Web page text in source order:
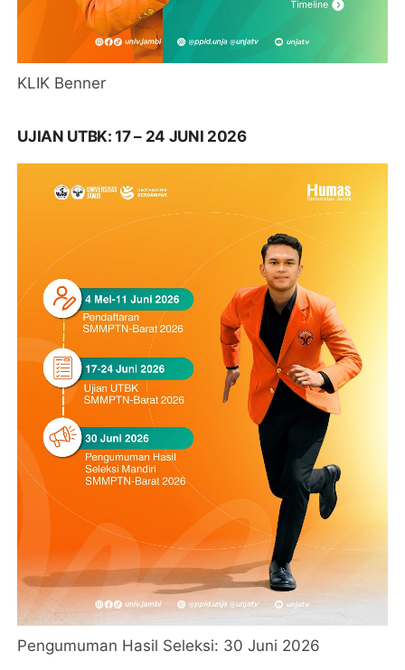
KLIK Benner
UJIAN UTBK: 17 – 24 JUNI 2026
Pengumuman Hasil Seleksi: 30 Juni 2026